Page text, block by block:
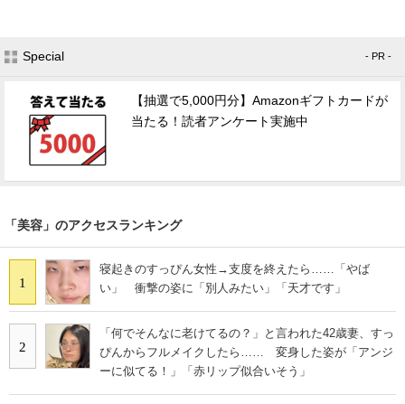
Special - PR -
【抽選で5,000円分】Amazonギフトカードが
当たる！読者アンケート実施中
「美容」のアクセスランキング
1
寝起きのすっぴん女性→支度を終えたら……「やば
い」 衝撃の姿に「別人みたい」「天才です」
2
「何でそんなに老けてるの？」と言われた42歳妻、すっ
ぴんからフルメイクしたら…… 変身した姿が「アンジ
ーに似てる！」「赤リップ似合いそう」